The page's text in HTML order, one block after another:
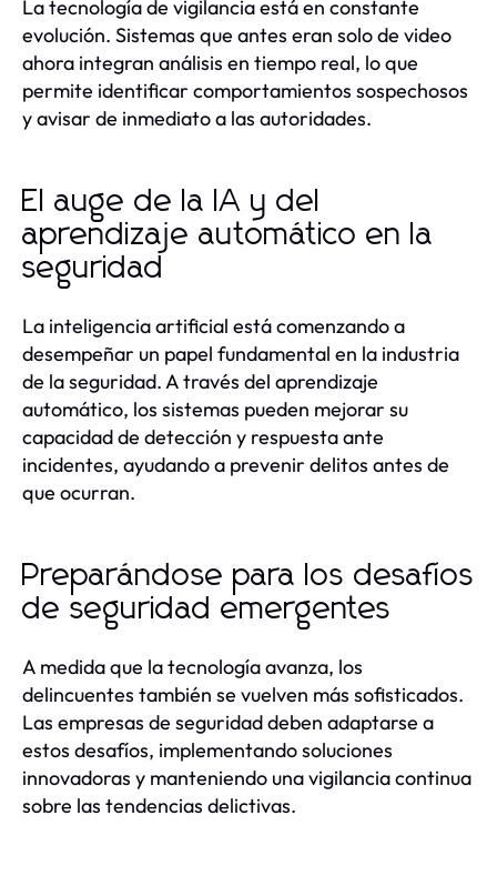
La tecnología de vigilancia está en constante
evolución. Sistemas que antes eran solo de video
ahora integran análisis en tiempo real, lo que
permite identificar comportamientos sospechosos
y avisar de inmediato a las autoridades.
El auge de la IA y del
aprendizaje automático en la
seguridad
La inteligencia artificial está comenzando a
desempeñar un papel fundamental en la industria
de la seguridad. A través del aprendizaje
automático, los sistemas pueden mejorar su
capacidad de detección y respuesta ante
incidentes, ayudando a prevenir delitos antes de
que ocurran.
Preparándose para los desafíos
de seguridad emergentes
A medida que la tecnología avanza, los
delincuentes también se vuelven más sofisticados.
Las empresas de seguridad deben adaptarse a
estos desafíos, implementando soluciones
innovadoras y manteniendo una vigilancia continua
sobre las tendencias delictivas.